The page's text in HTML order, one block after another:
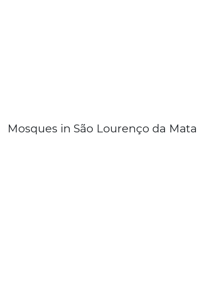
Mosques in São Lourenço da Mata